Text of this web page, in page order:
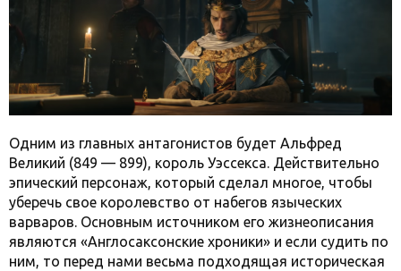
Одним из главных антагонистов будет Альфред
Великий (849 — 899), король Уэссекса. Действительно
эпический персонаж, который сделал многое, чтобы
уберечь свое королевство от набегов языческих
варваров. Основным источником его жизнеописания
являются «Англосаксонские хроники» и если судить по
ним, то перед нами весьма подходящая историческая